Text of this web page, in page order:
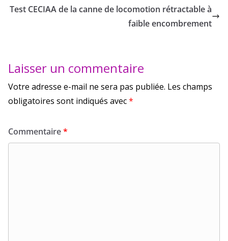
Test CECIAA de la canne de locomotion rétractable à
faible encombrement
Laisser un commentaire
Votre adresse e-mail ne sera pas publiée. Les champs
obligatoires sont indiqués avec*
Commentaire*